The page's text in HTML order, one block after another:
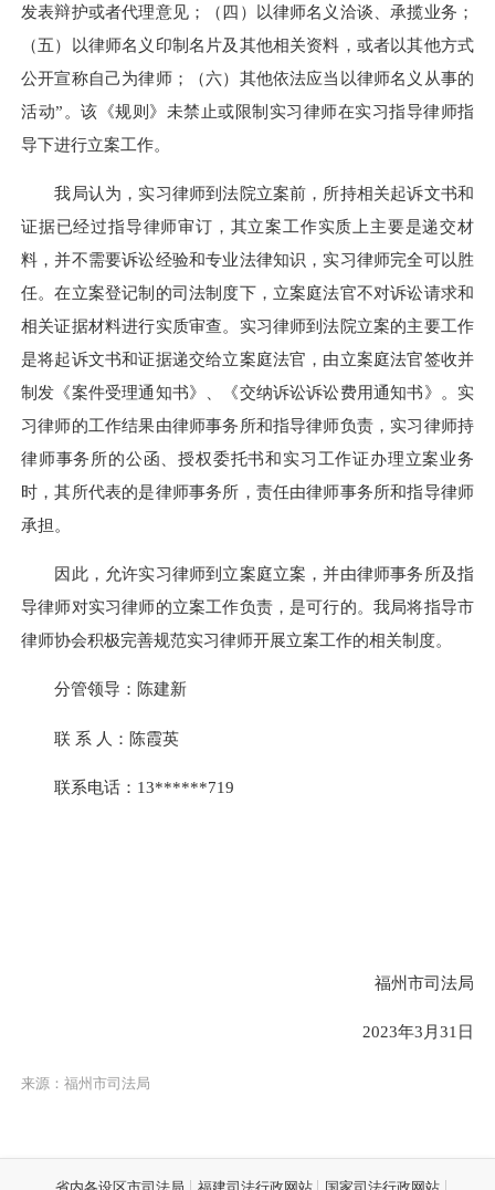
发表辩护或者代理意见；（四）以律师名义洽谈、承揽业务；
（五）以律师名义印制名片及其他相关资料，或者以其他方式
公开宣称自己为律师；（六）其他依法应当以律师名义从事的
活动”。该《规则》未禁止或限制实习律师在实习指导律师指
导下进行立案工作。
我局认为，实习律师到法院立案前，所持相关起诉文书和
证据已经过指导律师审订，其立案工作实质上主要是递交材
料，并不需要诉讼经验和专业法律知识，实习律师完全可以胜
任。在立案登记制的司法制度下，立案庭法官不对诉讼请求和
相关证据材料进行实质审查。实习律师到法院立案的主要工作
是将起诉文书和证据递交给立案庭法官，由立案庭法官签收并
制发《案件受理通知书》、《交纳诉讼诉讼费用通知书》。实
习律师的工作结果由律师事务所和指导律师负责，实习律师持
律师事务所的公函、授权委托书和实习工作证办理立案业务
时，其所代表的是律师事务所，责任由律师事务所和指导律师
承担。
因此，允许实习律师到立案庭立案，并由律师事务所及指
导律师对实习律师的立案工作负责，是可行的。我局将指导市
律师协会积极完善规范实习律师开展立案工作的相关制度。
分管领导：陈建新
联 系 人：陈霞英
联系电话：13******719
福州市司法局
2023年3月31日
来源：福州市司法局